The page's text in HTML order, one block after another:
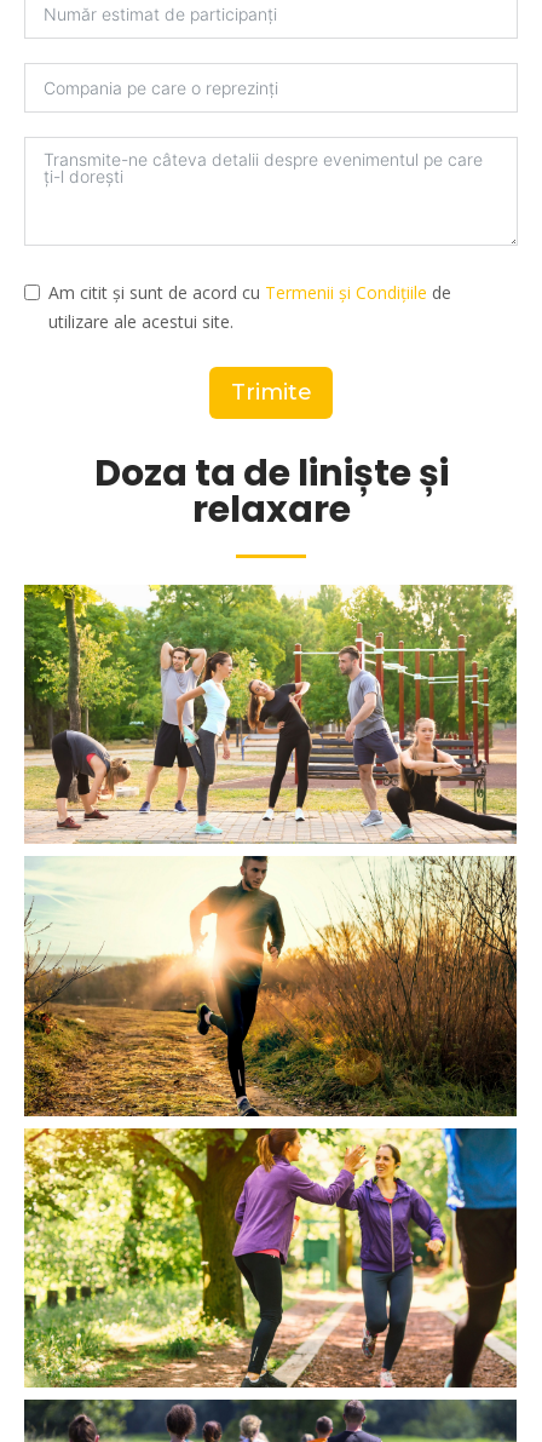
Am citit și sunt de acord cu Termenii și Condițiile de
utilizare ale acestui site.
Trimite
Doza ta de liniște și
relaxare